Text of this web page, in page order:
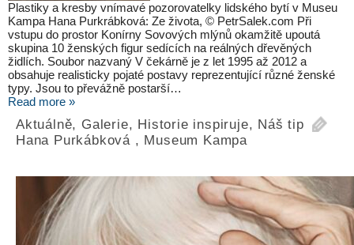
Plastiky a kresby vnímavé pozorovatelky lidského bytí v Museu
Kampa Hana Purkrábková: Ze života, © PetrSalek.com Při
vstupu do prostor Konírny Sovových mlýnů okamžitě upoutá
skupina 10 ženských figur sedících na reálných dřevěných
židlích. Soubor nazvaný V čekárně je z let 1995 až 2012 a
obsahuje realisticky pojaté postavy reprezentující různé ženské
typy. Jsou to převážně postarší…
Read more »
Aktuálně, Galerie, Historie inspiruje, Náš tip
Hana Purkábková , Museum Kampa